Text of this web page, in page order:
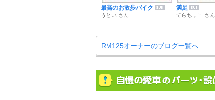
最高のお散歩バイク
うとい さん
満足
てらちょこ さん
RM125オーナーのブログ一覧へ